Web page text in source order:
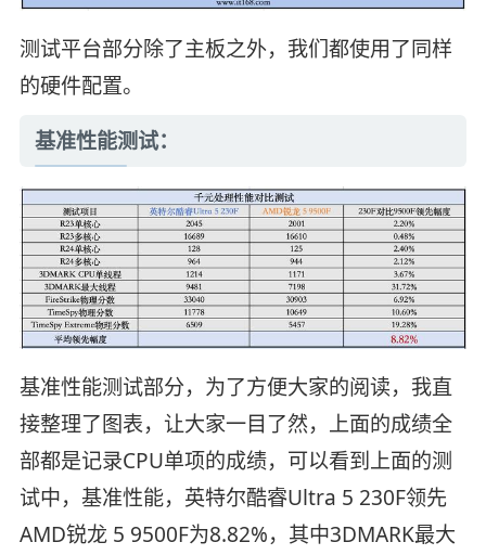
测试平台部分除了主板之外，我们都使用了同样
的硬件配置。
基准性能测试：
基准性能测试部分，为了方便大家的阅读，我直
接整理了图表，让大家一目了然，上面的成绩全
部都是记录CPU单项的成绩，可以看到上面的测
试中，基准性能，英特尔酷睿Ultra 5 230F领先
AMD锐龙 5 9500F为8.82%，其中3DMARK最大